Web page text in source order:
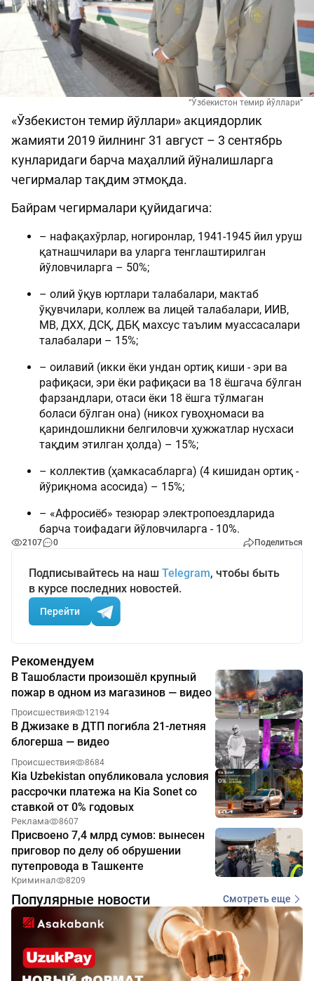
“Ўзбекистон темир йўллари”
«Ўзбекистон темир йўллари» акциядорлик
жамияти 2019 йилнинг 31 август – 3 сентябрь
кунларидаги барча маҳаллий йўналишларга
чегирмалар тақдим этмоқда.
Байрам чегирмалари қуйидагича:
– нафақахўрлар, ногиронлар, 1941-1945 йил уруш
қатнашчилари ва уларга тенглаштирилган
йўловчиларга – 50%;
– олий ўқув юртлари талабалари, мактаб
ўқувчилари, коллеж ва лицей талабалари, ИИВ,
МВ, ДХХ, ДСҚ, ДБҚ махсус таълим муассасалари
талабалари – 15%;
– оилавий (икки ёки ундан ортиқ киши - эри ва
рафиқаси, эри ёки рафиқаси ва 18 ёшгача бўлган
фарзандлари, отаси ёки 18 ёшга тўлмаган
боласи бўлган она) (никох гувоҳномаси ва
қариндошликни белгиловчи ҳужжатлар нусхаси
тақдим этилган ҳолда) – 15%;
– коллектив (ҳамкасабларга) (4 кишидан ортиқ -
йўриқнома асосида) – 15%;
– «Афросиёб» тезюрар электропоездларида
барча тоифадаги йўловчиларга - 10%.
2107 0 Поделиться
Подписывайтесь на наш Telegram, чтобы быть
в курсе последних новостей.
Перейти
Рекомендуем
В Ташобласти произошёл крупный
пожар в одном из магазинов — видео
Происшествия 12194
В Джизаке в ДТП погибла 21-летняя
блогерша — видео
Происшествия 8684
Kia Uzbekistan опубликовала условия
рассрочки платежа на Kia Sonet со
ставкой от 0% годовых
Реклама 8607
Присвоено 7,4 млрд сумов: вынесен
приговор по делу об обрушении
путепровода в Ташкенте
Криминал 8209
Популярные новости Смотреть еще